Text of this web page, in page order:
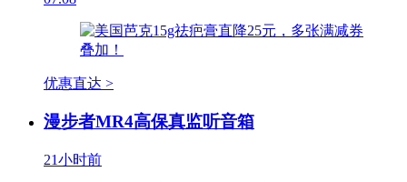
优惠直达 >
漫步者MR4高保真监听音箱
21小时前